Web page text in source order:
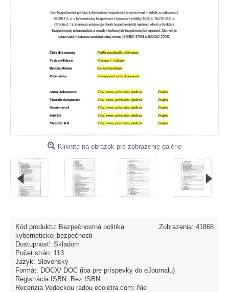
Kliknite na obrázok pre zobrazenie galérie
Zobrazenia: 41868
Kód produktu: Bezpečnostná politika
kybernetickej bezpečnosti
Dostupnosť: Skladom
Počet strán: 113
Jazyk: Slovenský
Formát: DOCX/ DOC (iba pre príspevky do eJournalu)
Registrácia ISBN: Bez ISBN
Recenzia Vedeckou radou ecoletra.com: Nie